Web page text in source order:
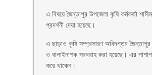
এ বিষয়ে জৈন্তাপুর উপজেলা কৃষি কর্মকর্তা
প্রদর্শনী দেয়া হয়েছে।
এ ছাড়াও কৃষি সম্প্রসারণ অধিদপ্তর জৈন্তাপুর
ও বালাইনাশক সরবরাহ করা হয়েছে। এর
করে থাকেন।